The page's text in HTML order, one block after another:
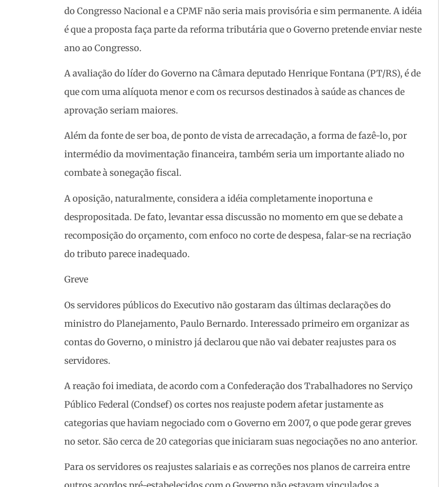
do Congresso Nacional e a CPMF não seria mais provisória e sim permanente. A idéia
é que a proposta faça parte da reforma tributária que o Governo pretende enviar neste
ano ao Congresso.
A avaliação do líder do Governo na Câmara deputado Henrique Fontana (PT/RS), é de
que com uma alíquota menor e com os recursos destinados à saúde as chances de
aprovação seriam maiores.
Além da fonte de ser boa, de ponto de vista de arrecadação, a forma de fazê-lo, por
intermédio da movimentação financeira, também seria um importante aliado no
combate à sonegação fiscal.
A oposição, naturalmente, considera a idéia completamente inoportuna e
despropositada. De fato, levantar essa discussão no momento em que se debate a
recomposição do orçamento, com enfoco no corte de despesa, falar-se na recriação
do tributo parece inadequado.
Greve
Os servidores públicos do Executivo não gostaram das últimas declarações do
ministro do Planejamento, Paulo Bernardo. Interessado primeiro em organizar as
contas do Governo, o ministro já declarou que não vai debater reajustes para os
servidores.
A reação foi imediata, de acordo com a Confederação dos Trabalhadores no Serviço
Público Federal (Condsef) os cortes nos reajuste podem afetar justamente as
categorias que haviam negociado com o Governo em 2007, o que pode gerar greves
no setor. São cerca de 20 categorias que iniciaram suas negociações no ano anterior.
Para os servidores os reajustes salariais e as correções nos planos de carreira entre